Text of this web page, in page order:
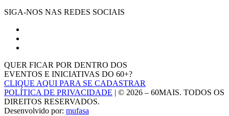
SIGA-NOS NAS REDES SOCIAIS
QUER FICAR POR DENTRO DOS
EVENTOS E INICIATIVAS DO 60+?
CLIQUE AQUI PARA SE CADASTRAR
POLÍTICA DE PRIVACIDADE | © 2026 – 60MAIS. TODOS OS
DIREITOS RESERVADOS.
Desenvolvido por: mufasa